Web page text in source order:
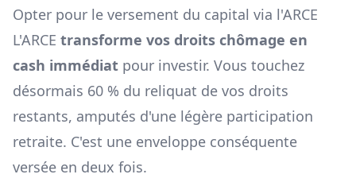
Opter pour le versement du capital via l'ARCE
L'ARCE transforme vos droits chômage en
cash immédiat pour investir. Vous touchez
désormais 60 % du reliquat de vos droits
restants, amputés d'une légère participation
retraite. C'est une enveloppe conséquente
versée en deux fois.